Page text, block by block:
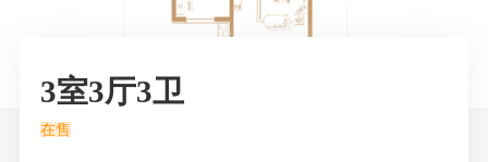
3室3厅3卫
在售